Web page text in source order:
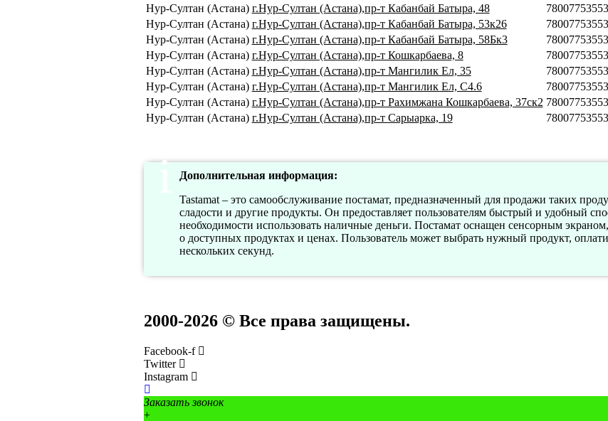
Нур-Султан (Астана) г.Нур-Султан (Астана),пр-т Кабанбай Батыра, 48
78007753553
Нур-Султан (Астана) г.Нур-Султан (Астана),пр-т Кабанбай Батыра, 53к26
78007753553
Нур-Султан (Астана) г.Нур-Султан (Астана),пр-т Кабанбай Батыра, 58Бк3
78007753553
Нур-Султан (Астана) г.Нур-Султан (Астана),пр-т Кошкарбаева, 8
78007753553
Нур-Султан (Астана) г.Нур-Султан (Астана),пр-т Мангилик Ел, 35
78007753553
Нур-Султан (Астана) г.Нур-Султан (Астана),пр-т Мангилик Ел, С4.6
78007753553
Нур-Султан (Астана) г.Нур-Султан (Астана),пр-т Рахимжана Кошкарбаева, 37ск2 78007753553
Нур-Султан (Астана) г.Нур-Султан (Астана),пр-т Сарыарка, 19 78007753553
Дополнительная информация:
Tastamat – это самообслуживание постамат, предназначенный для продажи таких
сладости и другие продукты. Он предоставляет пользователям быстрый и удобный
необходимости использовать наличные деньги. Постамат оснащен сенсорным
о доступных продуктах и ценах. Пользователь может выбрать нужный продукт,
нескольких секунд.
2000-2026 © Все права защищены.
Facebook-f
Twitter
Instagram
Заказать звонок
+